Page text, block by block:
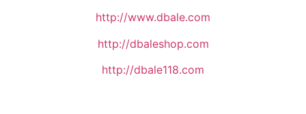
http://www.dbale.com
http://dbaleshop.com
http://dbale118.com